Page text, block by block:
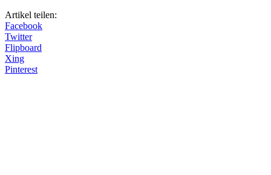
Artikel teilen:
Facebook
Twitter
Flipboard
Xing
Pinterest